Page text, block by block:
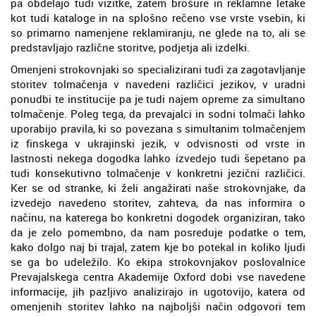
kot tudi kataloge in na splošno rečeno vse vrste vsebin, ki
so primarno namenjene reklamiranju, ne glede na to, ali se
predstavljajo različne storitve, podjetja ali izdelki.
Omenjeni strokovnjaki so specializirani tudi za zagotavljanje
storitev tolmačenja v navedeni različici jezikov, v uradni
ponudbi te institucije pa je tudi najem opreme za simultano
tolmačenje. Poleg tega, da prevajalci in sodni tolmači lahko
uporabijo pravila, ki so povezana s simultanim tolmačenjem
iz finskega v ukrajinski jezik, v odvisnosti od vrste in
lastnosti nekega dogodka lahko izvedejo tudi šepetano pa
tudi konsekutivno tolmačenje v konkretni jezični različici.
Ker se od stranke, ki želi angažirati naše strokovnjake, da
izvedejo navedeno storitev, zahteva, da nas informira o
načinu, na katerega bo konkretni dogodek organiziran, tako
da je zelo pomembno, da nam posreduje podatke o tem,
kako dolgo naj bi trajal, zatem kje bo potekal in koliko ljudi
se ga bo udeležilo. Ko ekipa strokovnjakov poslovalnice
Prevajalskega centra Akademije Oxford dobi vse navedene
informacije, jih pazljivo analizirajo in ugotovijo, katera od
omenjenih storitev lahko na najboljši način odgovori tem